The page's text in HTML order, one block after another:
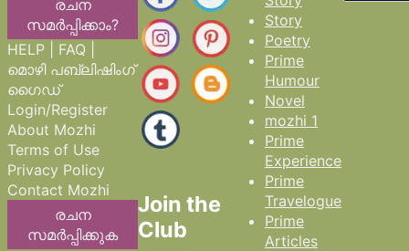
രചന
സമർപ്പിക്കാം?
HELP | FAQ |
മൊഴി പബ്ലിഷിംഗ്
ഗൈഡ്
Login/Register
About Mozhi
Terms of Use
Privacy Policy
Contact Mozhi
രചന
സമർപ്പിക്കുക
Join the
Club
Story
Poetry
Prime
Humour
Novel
mozhi 1
Prime
Experience
Prime
Travelogue
Prime
Articles